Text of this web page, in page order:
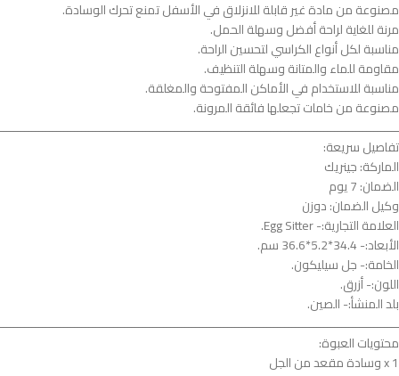
مصنوعة من مادة غير قابلة للانزلاق في الأسفل تمنع تحرك الوسادة.
مرنة للغاية لراحة أفضل وسهلة الحمل.
مناسبة لكل أنواع الكراسي لتحسين الراحة.
مقاومة للماء والمتانة وسهلة التنظيف.
مناسبة للاستخدام في الأماكن المفتوحة والمغلقة.
مصنوعة من خامات تجعلها فائقة المرونة.
تفاصيل سريعة:
الماركة: جينريك
الضمان: 7 يوم
وكيل الضمان: دوزن
العلامة التجارية:- Egg Sitter.
الأبعاد:- 34.4*5.2*36.6 سم.
الخامة:- جل سيليكون.
اللون:- أزرق.
بلد المنشأ:- الصين.
محتويات العبوة:
1 x وسادة مقعد من الجل